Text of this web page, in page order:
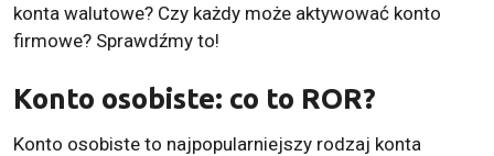
konta walutowe? Czy każdy może aktywować konto
firmowe? Sprawdźmy to!
Konto osobiste: co to ROR?
Konto osobiste to najpopularniejszy rodzaj konta